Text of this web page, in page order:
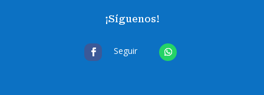
¡Síguenos!
Seguir